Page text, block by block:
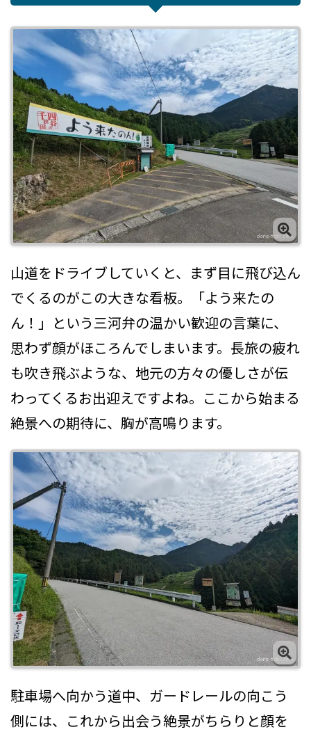
山道をドライブしていくと、まず目に飛び込ん
でくるのがこの大きな看板。「よう来たの
ん！」という三河弁の温かい歓迎の言葉に、
思わず顔がほころんでしまいます。長旅の疲れ
も吹き飛ぶような、地元の方々の優しさが伝
わってくるお出迎えですよね。ここから始まる
絶景への期待に、胸が高鳴ります。
駐車場へ向かう道中、ガードレールの向こう
側には、これから出会う絶景がちらりと顔を